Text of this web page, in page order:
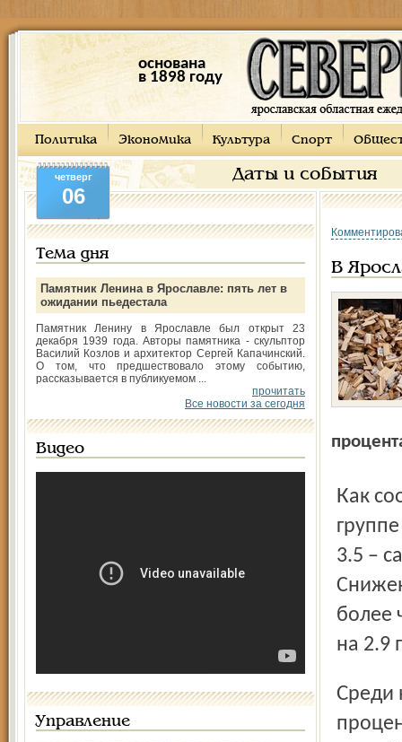
основана
в 1898 году
Политика Экономика Культура Спорт
Даты и события
четверг
06
Тема дня
Памятник Ленина в Ярославле: пять лет в
ожидании пьедестала
Памятник Ленину в Ярославле был открыт 23
декабря 1939 года. Авторы памятника - скульптор
Василий Козлов и архитектор Сергей Капачинский.
О том, что предшествовало этому событию,
рассказывается в публикуемом ...
прочитать
Все новости за сегодня
Видео
Управление
В
Как сообщает Ярославльстат, в продовольственной
3.5 –
более
на 2.9
Среди непродовольственных товаров с июля на 12